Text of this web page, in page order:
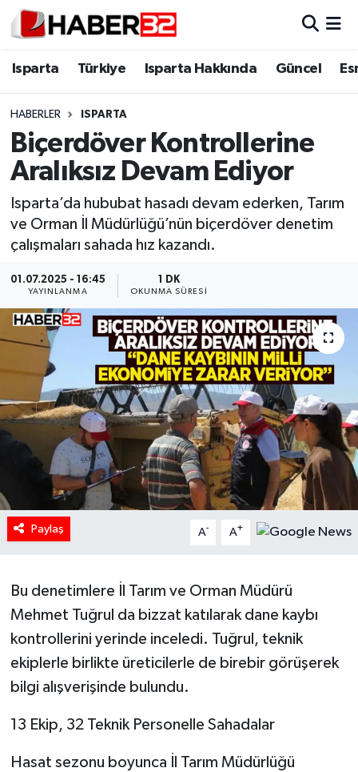
Isparta Türkiye Isparta Hakkında Güncel
HABERLER ISPARTA
Biçerdöver Kontrollerine
Aralıksız Devam Ediyor
Isparta’da hububat hasadı devam ederken, Tarım
ve Orman İl Müdürlüğü’nün biçerdöver denetim
çalışmaları sahada hız kazandı.
01.07.2025 - 16:45
YAYINLANMA
1 DK
OKUNMA SÜRESI
Paylaş A- A+
Bu denetimlere İl Tarım ve Orman Müdürü
Mehmet Tuğrul da bizzat katılarak dane kaybı
kontrollerini yerinde inceledi. Tuğrul, teknik
ekiplerle birlikte üreticilerle de birebir görüşerek
bilgi alışverişinde bulundu.
13 Ekip, 32 Teknik Personelle Sahadalar
Hasat sezonu boyunca İl Tarım Müdürlüğü
Isparta
Esnaf Diyor ki;
ASAYİŞ
BİLİM VE TEKNOLOJİ
GENEL
Güncel
HABERDE İNSAN
İlginç
KÜLTÜR SANAT
MAGAZİN
POLİTİKA
RESMİ İLANLAR
Tarihi Yapılarımız
Isparta Nöbetçi Eczaneler
Isparta Trafik Yoğunluk Haritası
Süper Lig Puan Durumu ve Fikstür
Tüm Manşetler
Haber Arşivi